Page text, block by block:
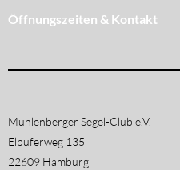
Öffnungszeiten & Kontakt
Mühlenberger Segel-Club e.V.
Elbuferweg 135
22609 Hamburg